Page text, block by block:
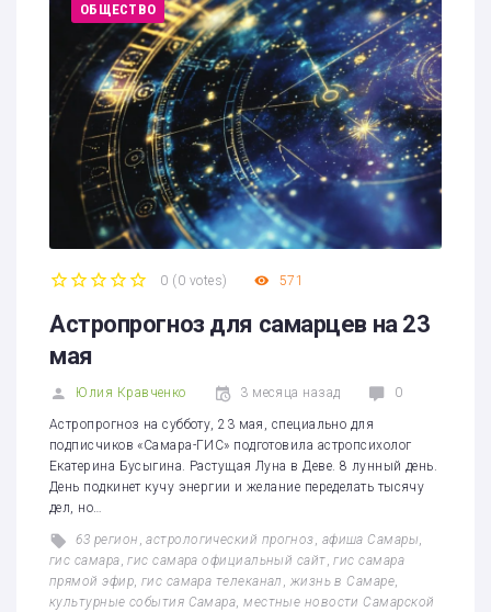
ОБЩЕСТВО
0 ( 0 votes) 571
Астропрогноз для самарцев на 23
мая
Юлия Кравченко 3 месяца назад 0
Астропрогноз на субботу, 23 мая, специально для
подписчиков «Самара-ГИС» подготовила астропсихолог
Екатерина Бусыгина. Растущая Луна в Деве. 8 лунный день.
День подкинет кучу энергии и желание переделать тысячу
дел, но…
63 регион ,астрологический прогноз, афиша Самары,
гис самара,гис самара официальный сайт,гис самара
прямой эфир, гис самара телеканал , жизнь в Самаре,
культурные события Самара,местные новости Самарской